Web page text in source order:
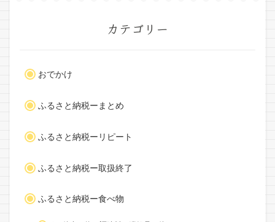
カテゴリー
おでかけ
ふるさと納税ーまとめ
ふるさと納税ーリピート
ふるさと納税ー取扱終了
ふるさと納税ー食べ物